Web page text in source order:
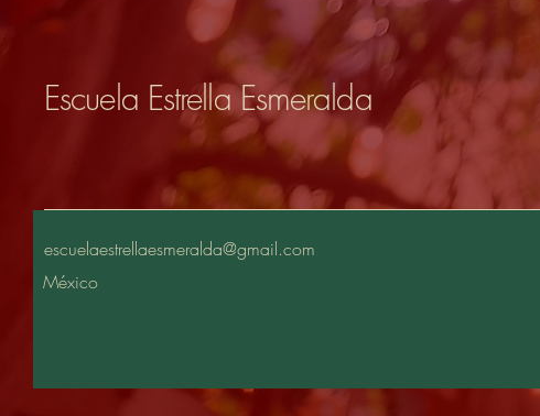
Escuela Estrella Esmeralda
escuelaestrellaesmeralda@gmail.com
México